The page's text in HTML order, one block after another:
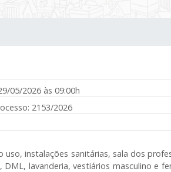
05/2026 às 09:00h
2153/2026
instalações sanitárias, sala dos
lavanderia, vestiários masculino e